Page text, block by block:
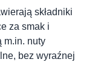
składniki
za smak i
m.in. nuty
bez wyraźnej